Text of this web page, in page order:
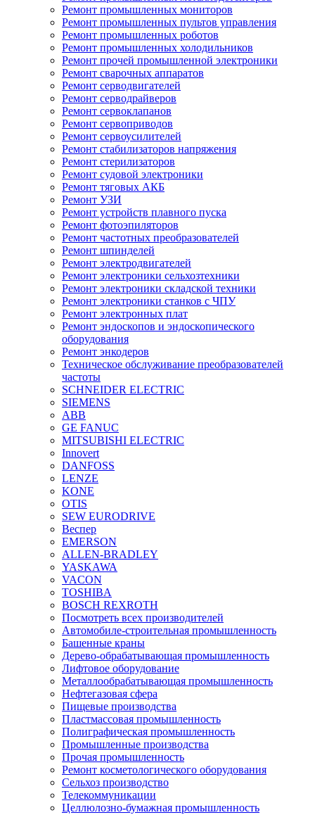
Ремонт промышленных мониторов
Ремонт промышленных пультов управления
Ремонт промышленных роботов
Ремонт промышленных холодильников
Ремонт прочей промышленной электроники
Ремонт сварочных аппаратов
Ремонт серводвигателей
Ремонт серводрайверов
Ремонт сервоклапанов
Ремонт сервоприводов
Ремонт сервоусилителей
Ремонт стабилизаторов напряжения
Ремонт стерилизаторов
Ремонт судовой электроники
Ремонт тяговых АКБ
Ремонт УЗИ
Ремонт устройств плавного пуска
Ремонт фотоэпиляторов
Ремонт частотных преобразователей
Ремонт шпинделей
Ремонт электродвигателей
Ремонт электроники сельхозтехники
Ремонт электроники складской техники
Ремонт электроники станков с ЧПУ
Ремонт электронных плат
Ремонт эндоскопов и эндоскопического
оборудования
Ремонт энкодеров
Техническое обслуживание преобразователей
частоты
SCHNEIDER ELECTRIC
SIEMENS
ABB
GE FANUC
MITSUBISHI ELECTRIC
Innovert
DANFOSS
LENZE
KONE
OTIS
SEW EURODRIVE
Веспер
EMERSON
ALLEN-BRADLEY
YASKAWA
VACON
TOSHIBA
BOSCH REXROTH
Посмотреть всех производителей
Автомобиле-строительная промышленность
Башенные краны
Дерево-обрабатывающая промышленность
Лифтовое оборудование
Металлообрабатывающая промышленность
Нефтегазовая сфера
Пищевые производства
Пластмассовая промышленность
Полиграфическая промышленность
Промышленные производства
Прочая промышленность
Ремонт косметологического оборудования
Сельхоз производство
Телекоммуникации
Целлюлозно-бумажная промышленность